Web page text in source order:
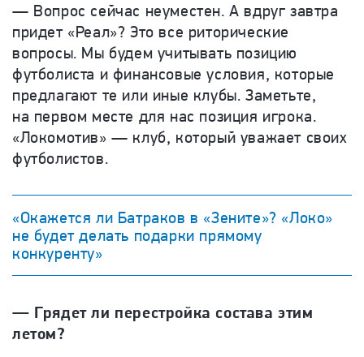
— Вопрос сейчас неуместен. А вдруг завтра
придет «Реал»? Это все риторические
вопросы. Мы будем учитывать позицию
футболиста и финансовые условия, которые
предлагают те или иные клубы. Заметьте,
на первом месте для нас позиция игрока.
«Локомотив» — клуб, который уважает своих
футболистов.
«Окажется ли Батраков в «Зените»? «Локо»
не будет делать подарки прямому
конкуренту»
— Грядет ли перестройка состава этим
летом?